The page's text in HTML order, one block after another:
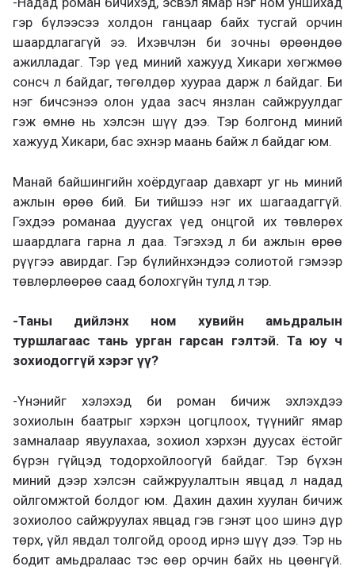
гэр бүлээсээ холдон ганцаар байх тусгай орчин
шаардлагагүй ээ. Ихэвчлэн би зочны өрөөндөө
ажилладаг. Тэр үед миний хажууд Хикари хөгжмөө
сонсч л байдаг, төгөлдөр хуураа дарж л байдаг. Би
нэг бичсэнээ олон удаа засч янзлан сайжруулдаг
гэж өмнө нь хэлсэн шүү дээ. Тэр болгонд миний
хажууд Хикари, бас эхнэр маань байж л байдаг юм.
Манай байшингийн хоёрдугаар давхарт уг нь миний
ажлын өрөө бий. Би тийшээ нэг их шагаадаггүй.
Гэхдээ романаа дуусгах үед онцгой их төвлөрөх
шаардлага гарна л даа. Тэгэхэд л би ажлын өрөө
рүүгээ авирдаг. Гэр бүлийнхэндээ солиотой гэмээр
төвлөрлөөрөө саад болохгүйн тулд л тэр.
-Таны дийлэнх ном хувийн амьдралын
туршлагаас тань урган гарсан гэлтэй. Та юу ч
зохиодоггүй хэрэг үү?
-Үнэнийг хэлэхэд би роман бичиж эхлэхдээ
зохиолын баатрыг хэрхэн цогцлоох, түүнийг ямар
замналаар явуулахаа, зохиол хэрхэн дуусах ёстойг
бүрэн гүйцэд тодорхойлоогүй байдаг. Тэр бүхэн
миний дээр хэлсэн сайжруулалтын явцад л надад
ойлгомжтой болдог юм. Дахин дахин хуулан бичиж
зохиолоо сайжруулах явцад гэв гэнэт цоо шинэ дүр
төрх, үйл явдал толгойд ороод ирнэ шүү дээ. Тэр нь
бодит амьдралаас тэс өөр орчин байх нь цөөнгүй.